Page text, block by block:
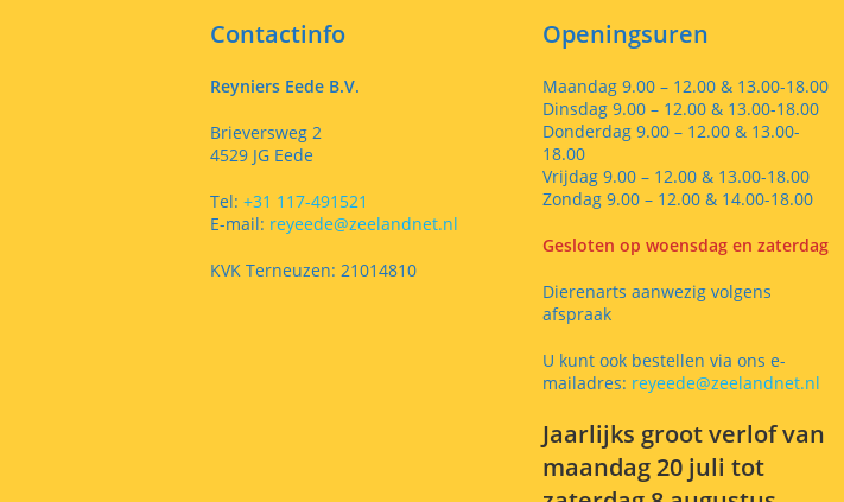
Contactinfo
Reyniers Eede B.V.
Brieversweg 2
4529 JG Eede
Tel: +31 117-491521
E-mail: reyeede@zeelandnet.nl
KVK Terneuzen: 21014810
Openingsuren
Maandag 9.00 – 12.00 & 13.00-18.00
Dinsdag 9.00 – 12.00 & 13.00-18.00
Donderdag 9.00 – 12.00 & 13.00-
18.00
Vrijdag 9.00 – 12.00 & 13.00-18.00
Zondag 9.00 – 12.00 & 14.00-18.00
Gesloten op woensdag en zaterdag
Dierenarts aanwezig volgens
afspraak
U kunt ook bestellen via ons e-
mailadres: reyeede@zeelandnet.nl
Jaarlijks groot verlof van
maandag 20 juli tot